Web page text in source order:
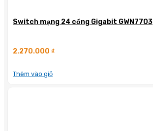
Switch mạng 24 cổng Gigabit GWN7703
2.270.000 ₫
Thêm vào giỏ